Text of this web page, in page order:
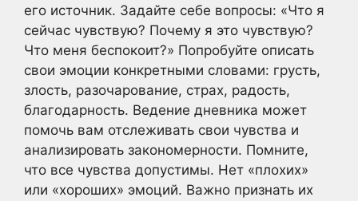
его источник. Задайте себе вопросы: «Что я
сейчас чувствую? Почему я это чувствую?
Что меня беспокоит?» Попробуйте описать
свои эмоции конкретными словами: грусть,
злость, разочарование, страх, радость,
благодарность. Ведение дневника может
помочь вам отслеживать свои чувства и
анализировать закономерности. Помните,
что все чувства допустимы. Нет «плохих»
или «хороших» эмоций. Важно признать их